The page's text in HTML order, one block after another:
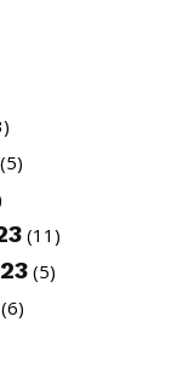
(5)
(11)
(5)
(6)